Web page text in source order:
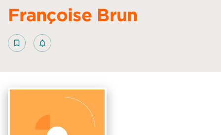
Françoise Brun
bookmark_border notifications_none_outlined